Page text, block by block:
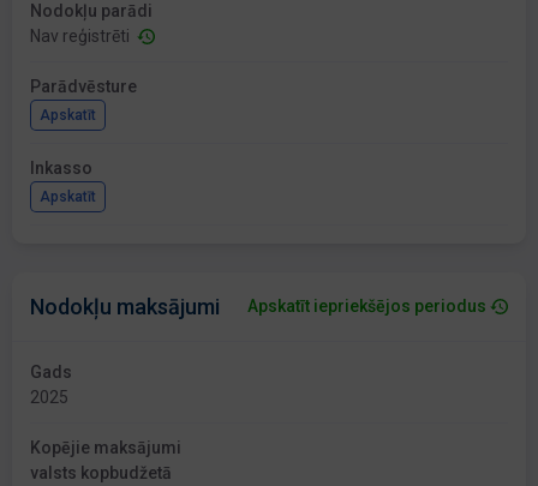
Nodokļu parādi
Nav reģistrēti
Parādvēsture
Apskatīt
Inkasso
Apskatīt
Nodokļu maksājumi Apskatīt iepriekšējos periodus
Gads
2025
Kopējie maksājumi
valsts kopbudžetā